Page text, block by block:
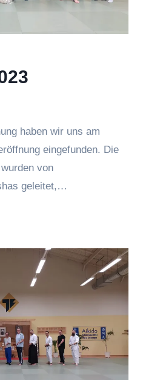
haben wir uns am
eingefunden. Die
von
geleitet,…